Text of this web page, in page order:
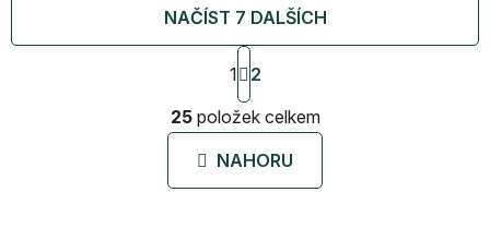
O
v
á
d
NAČÍST 7 DALŠÍCH
S
t
r
á
n
k
1
2
25položek celkem
NAHORU